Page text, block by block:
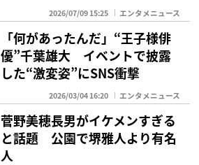
2026/07/09 15:25 エンタメニュース
「何があったんだ」“王子様俳
優”千葉雄大 イベントで披露
した“激変姿”にSNS衝撃
2026/03/04 16:20 エンタメニュース
菅野美穂長男がイケメンすぎる
と話題 公園で堺雅人より有名
人